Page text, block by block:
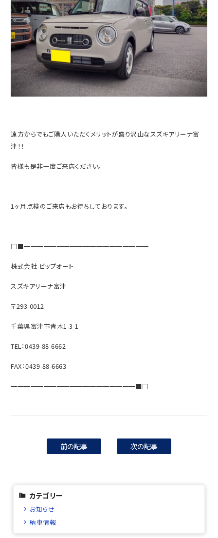
遠方からでもご購入いただくメリットが盛り沢山なスズキアリーナ富
津！！
皆様も是非一度ご来店ください。
1ヶ月点検のご来店もお待ちしております。
□■━━━━━━━━━━━━━━━━━━━
株式会社 ビップオート
スズキアリーナ富津
〒293-0012
千葉県富津市青木1-3-1
TEL：0439-88-6662
FAX：0439-88-6663
━━━━━━━━━━━━━━━━━━━■□
前の記事 次の記事
カテゴリー
お知らせ
納車情報